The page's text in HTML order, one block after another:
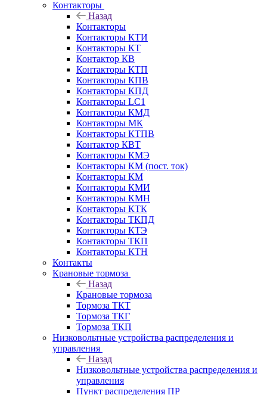
Контакторы
Назад
Контакторы
Контакторы КТИ
Контакторы КТ
Контактор КВ
Контакторы КТП
Контакторы КПВ
Контакторы КПД
Контакторы LC1
Контакторы КМД
Контакторы МК
Контакторы КТПВ
Контактор КВТ
Контакторы КМЭ
Контакторы КМ (пост. ток)
Контакторы КМ
Контакторы КМИ
Контакторы КМН
Контакторы КТК
Контакторы ТКПД
Контакторы КТЭ
Контакторы ТКП
Контакторы КТН
Контакты
Крановые тормоза
Назад
Крановые тормоза
Тормоза ТКТ
Тормоза ТКГ
Тормоза ТКП
Низковольтные устройства распределения и
управления
Назад
Низковольтные устройства распределения и
управления
Пункт распределения ПР